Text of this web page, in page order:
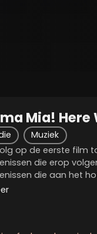
Mia! Here
Muziek
op de eerste film
die erop
die aan het
In het